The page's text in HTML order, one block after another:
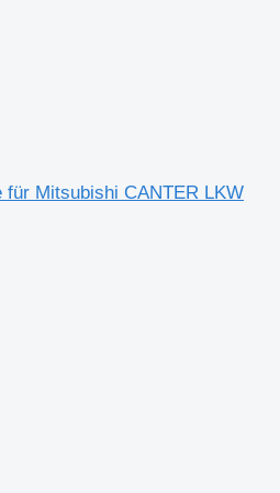
für Mitsubishi CANTER LKW